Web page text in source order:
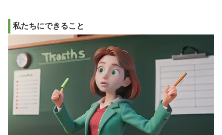
私たちにできること